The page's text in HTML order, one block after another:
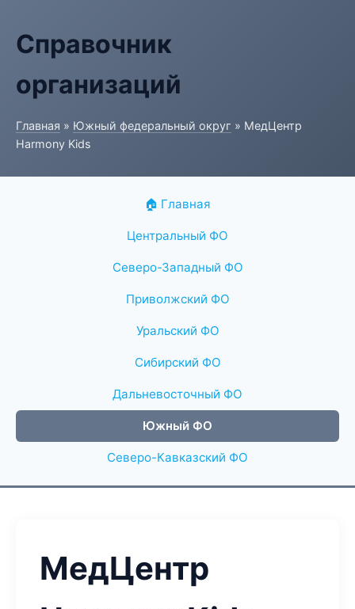
Справочник
организаций
Главная » Южный федеральный округ » МедЦентр
Harmony Kids
🏠 Главная
Центральный ФО
Северо-Западный ФО
Приволжский ФО
Уральский ФО
Сибирский ФО
Дальневосточный ФО
Южный ФО
Северо-Кавказский ФО
МедЦентр